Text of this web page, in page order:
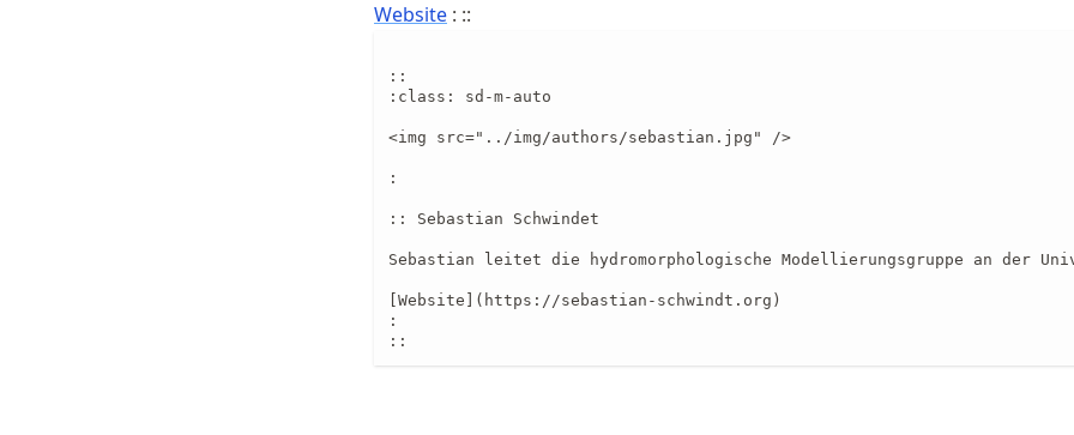
Website : ::
::
:class: sd-m-auto
<img src="../img/authors/sebastian.jpg" />
:
:: Sebastian Schwindet
Sebastian leitet die hydromorphologische Modellierungsgruppe an der
[Website](https://sebastian-schwindt.org)
:
::